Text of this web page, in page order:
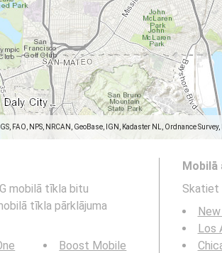
FAO, NPS, NRCAN, GeoBase, IGN, Kadaster NL, Ordnance
mobilā tīkla bitu
tīkla pārklājuma
Boost Mobile
Mobilā
Skatiet
Los